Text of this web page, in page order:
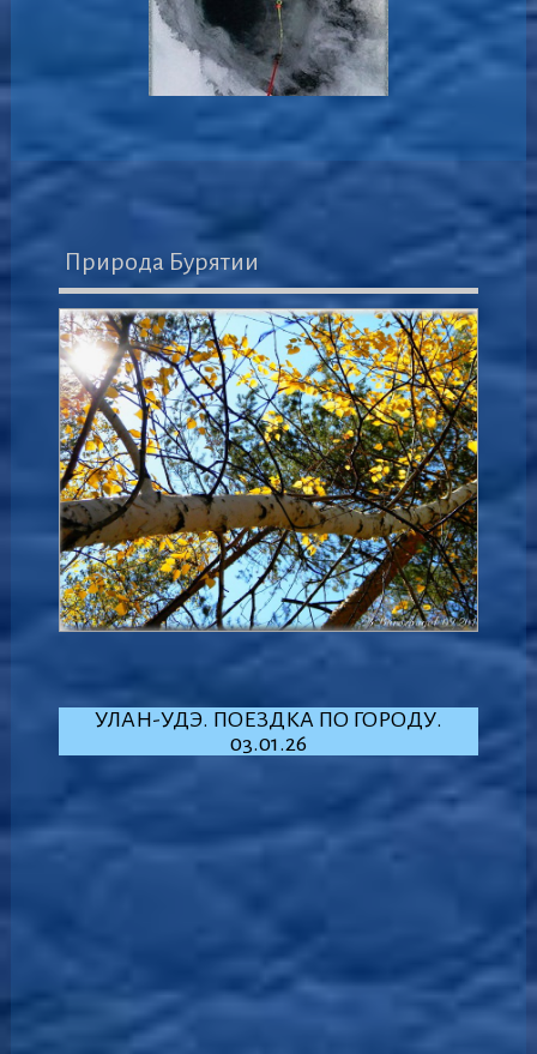
Природа Бурятии
УЛАН-УДЭ. ПОЕЗДКА ПО ГОРОДУ.
03.01.26